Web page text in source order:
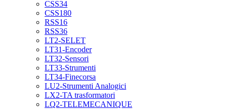
CSS34
CSS180
RSS16
RSS36
LT2-SELET
LT31-Encoder
LT32-Sensori
LT33-Strumenti
LT34-Finecorsa
LU2-Strumenti Analogici
LX2-TA trasformatori
LQ2-TELEMECANIQUE